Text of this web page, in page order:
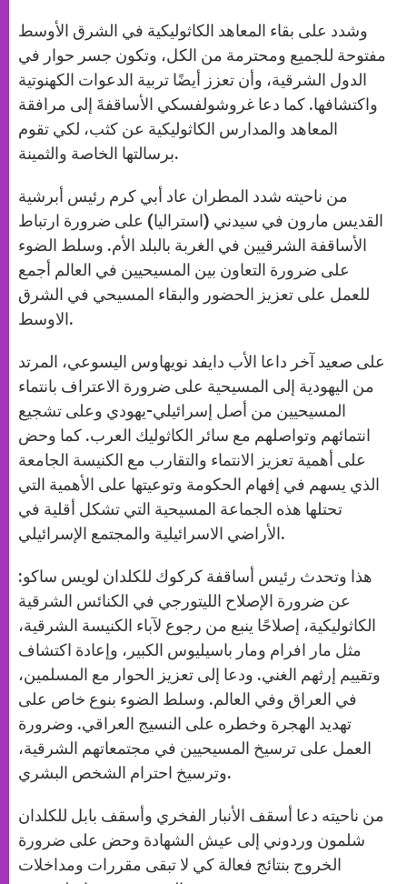
وشدد على بقاء المعاهد الكاثوليكية في الشرق الأوسط
مفتوحة للجميع ومحترمة من الكل، وتكون جسر حوار في
الدول الشرقية، وأن تعزز أيضًا تربية الدعوات الكهنوتية
واكتشافها. كما دعا غروشولفسكي الأساقفةَ إلى مرافقة
المعاهد والمدارس الكاثوليكية عن كثب، لكي تقوم
برسالتها الخاصة والثمينة.
من ناحيته شدد المطران عاد أبي كرم رئيس أبرشية
القديس مارون في سيدني (استراليا) على ضرورة ارتباط
الأساقفة الشرقيين في الغربة بالبلد الأم. وسلط الضوء
على ضرورة التعاون بين المسيحيين في العالم أجمع
للعمل على تعزيز الحضور والبقاء المسيحي في الشرق
الاوسط.
على صعيد آخر داعا الأب دايفد نويهاوس اليسوعي، المرتد
من اليهودية إلى المسيحية على ضرورة الاعتراف بانتماء
المسيحيين من أصل إسرائيلي-يهودي وعلى تشجيع
انتمائهم وتواصلهم مع سائر الكاثوليك العرب. كما وحض
على أهمية تعزيز الانتماء والتقارب مع الكنيسة الجامعة
الذي يسهم في إفهام الحكومة وتوعيتها على الأهمية التي
تحتلها هذه الجماعة المسيحية التي تشكل أقلية في
الأراضي الاسرائيلية والمجتمع الإسرائيلي.
هذا وتحدث رئيس أساقفة كركوك للكلدان لويس ساكو:
عن ضرورة الإصلاح الليتورجي في الكنائس الشرقية
الكاثوليكية، إصلاحًا ينبع من رجوع لآباء الكنيسة الشرقية،
مثل مار افرام ومار باسيليوس الكبير، وإعادة اكتشاف
وتقييم إرثهم الغني. ودعا إلى تعزيز الحوار مع المسلمين،
في العراق وفي العالم. وسلط الضوء بنوع خاص على
تهديد الهجرة وخطره على النسيج العراقي. وضرورة
العمل على ترسيخ المسيحيين في مجتمعاتهم الشرقية،
وترسيخ احترام الشخص البشري.
من ناحيته دعا أسقف الأنبار الفخري وأسقف بابل للكلدان
شلمون وردوني إلى عيش الشهادة وحض على ضرورة
الخروج بنتائج فعالة كي لا تبقى مقررات ومداخلات